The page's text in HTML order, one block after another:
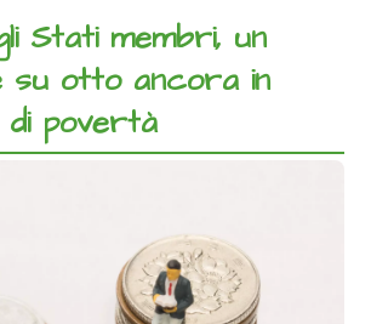
Stati membri, un
su otto ancora in
di povertà